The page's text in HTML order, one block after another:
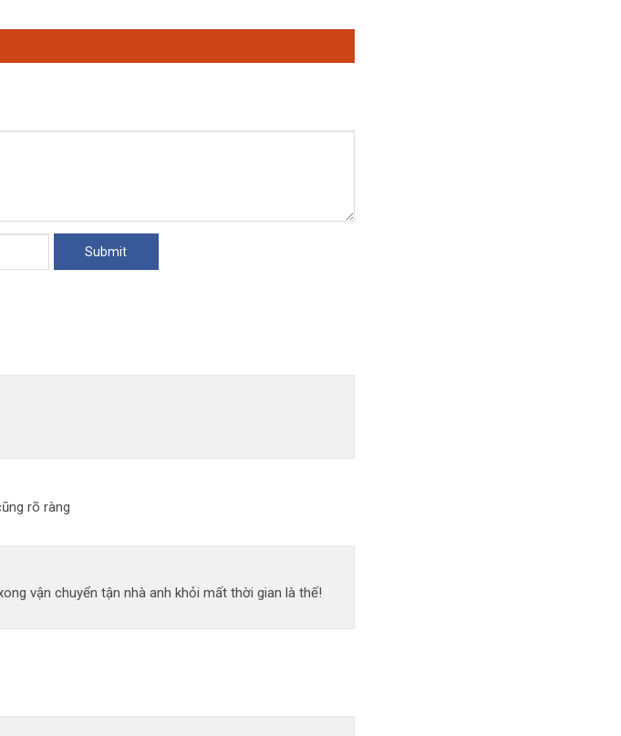
rõ ràng
vận chuyển tận nhà anh khỏi mất thời gian là thế!